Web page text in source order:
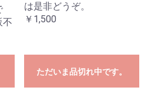
は是非どうぞ。
￥1,500
ただいま品切れ中です。